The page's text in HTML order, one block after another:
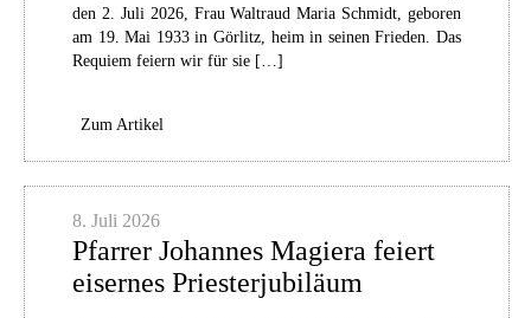
den 2. Juli 2026, Frau Waltraud Maria Schmidt, geboren
am 19. Mai 1933 in Görlitz, heim in seinen Frieden. Das
Requiem feiern wir für sie […]
Zum Artikel
8. Juli 2026
Pfarrer Johannes Magiera feiert
eisernes Priesterjubiläum